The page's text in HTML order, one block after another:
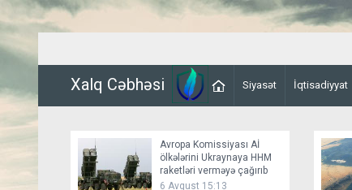
Xalq Cəbhəsi Siyasət İqtisadiyyat
Avropa Komissiyası Aİ
ölkələrini Ukraynaya HHM
raketləri verməyə çağırıb
6 Avqust 15:13